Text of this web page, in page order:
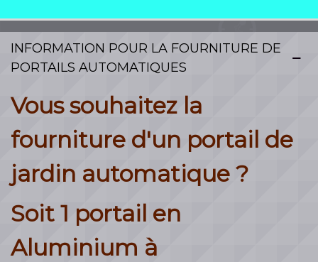
INFORMATION POUR LA FOURNITURE DE
PORTAILS AUTOMATIQUES
Vous souhaitez la
fourniture d'un portail de
jardin automatique ?
Soit 1 portail en
Aluminium à